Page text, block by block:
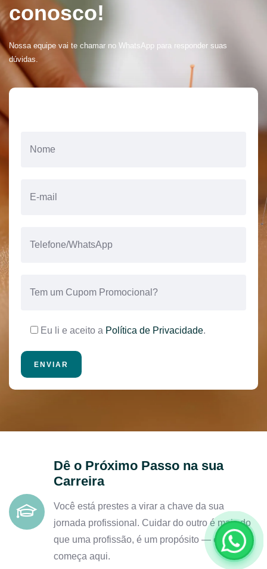
conosco!
Nossa equipe vai te chamar no WhatsApp para responder suas
dúvidas.
Eu li e aceito a Política de Privacidade.
Dê o Próximo Passo na sua
Carreira
Você está prestes a virar a chave da sua
jornada profissional. Cuidar do outro é mais do
que uma profissão, é um propósito — e ele
começa aqui.